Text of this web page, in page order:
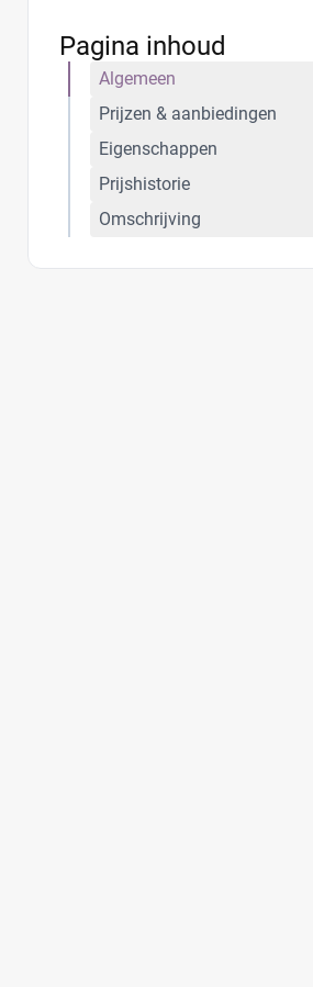
Pagina inhoud
Algemeen
Prijzen & aanbiedingen
Eigenschappen
Prijshistorie
Omschrijving